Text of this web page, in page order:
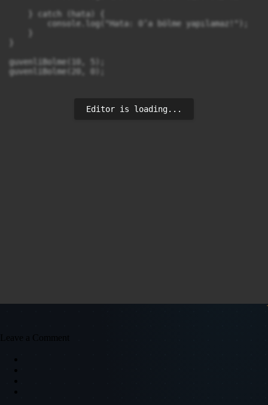
    } catch (hata) {
        console.log("Hata: 0’a bölme yapılamaz!");
guvenliBolme(10, 5);
guvenliBolme(20, 0);
Editor is loading...
Leave a Comment